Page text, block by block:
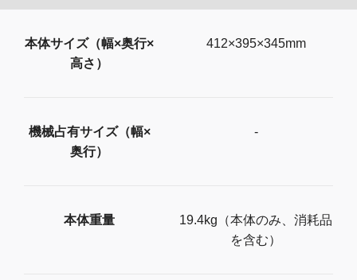
本体サイズ（幅×奥行×
高さ）
412×395×345mm
機械占有サイズ（幅×
奥行）
-
本体重量
19.4kg（本体のみ、消耗品
を含む）